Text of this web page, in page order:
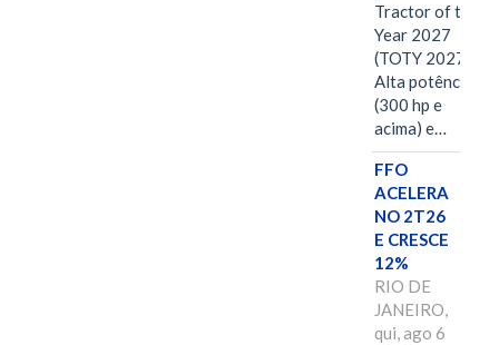
Tractor of the
Year 2027
(TOTY 2027:
Alta potência
(300 hp e
acima) e…
FFO
ACELERA
NO 2T26
E CRESCE
12%
RIO DE
JANEIRO,
qui, ago 6